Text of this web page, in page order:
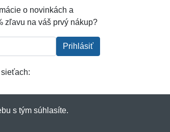
o novinkách a
zľavu na váš prvý nákup?
Prihlásiť
s tým súhlasíte.